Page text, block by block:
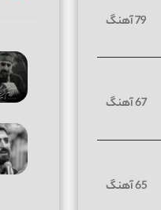
79 آهنگ
67 آهنگ
65 آهنگ